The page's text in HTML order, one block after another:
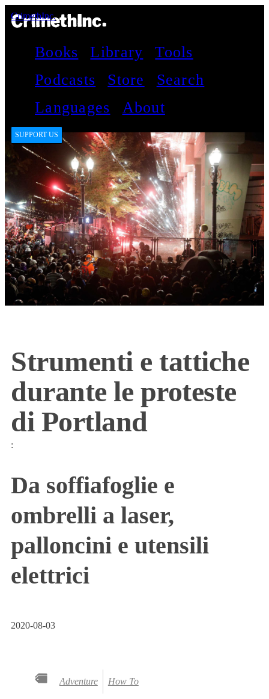
CrimethInc.
Books Library
Tools
Podcasts
Store
Search
Languages
About
SUPPORT US
Strumenti e tattiche
durante le proteste
di Portland
:
Da soffiafoglie e
ombrelli a laser,
palloncini e utensili
elettrici
2020-08-03
Adventure How To